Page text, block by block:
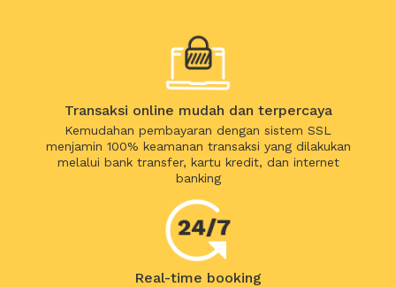
Transaksi online mudah dan terpercaya
Kemudahan pembayaran dengan sistem SSL
menjamin 100% keamanan transaksi yang dilakukan
melalui bank transfer, kartu kredit, dan internet
banking
Real-time booking